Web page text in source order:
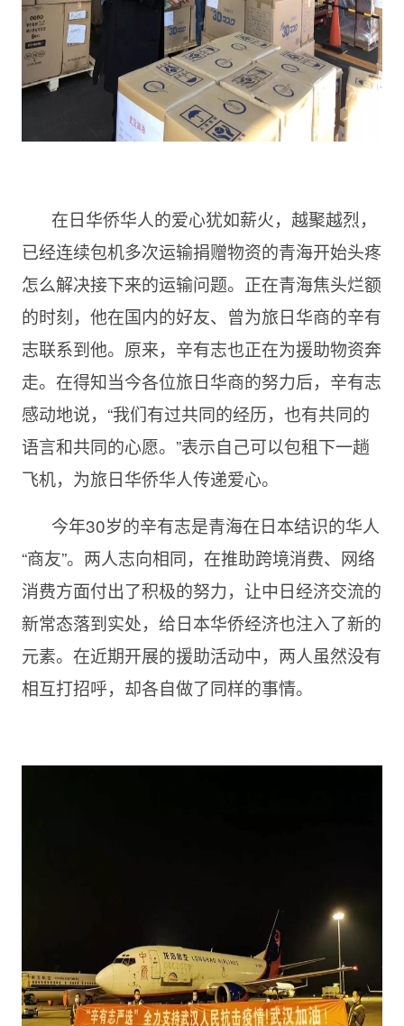
在日华侨华人的爱心犹如薪火，越聚越烈，
已经连续包机多次运输捐赠物资的青海开始头疼
怎么解决接下来的运输问题。正在青海焦头烂额
的时刻，他在国内的好友、曾为旅日华商的辛有
志联系到他。原来，辛有志也正在为援助物资奔
走。在得知当今各位旅日华商的努力后，辛有志
感动地说，“我们有过共同的经历，也有共同的
语言和共同的心愿。”表示自己可以包租下一趟
飞机，为旅日华侨华人传递爱心。
今年30岁的辛有志是青海在日本结识的华人
“商友”。两人志向相同，在推助跨境消费、网络
消费方面付出了积极的努力，让中日经济交流的
新常态落到实处，给日本华侨经济也注入了新的
元素。在近期开展的援助活动中，两人虽然没有
相互打招呼，却各自做了同样的事情。